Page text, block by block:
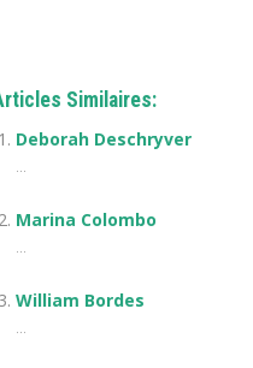
Similaires:
Deborah Deschryver
...
Marina Colombo
...
William Bordes
...